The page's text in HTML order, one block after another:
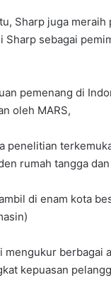
Sharp juga
Sharp sebagai
pemenang di
oleh MARS,
penelitian
rumah tangga
di enam kota
mengukur berbagai
kepuasan